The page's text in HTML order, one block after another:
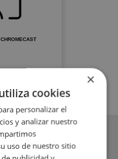
×
cookies
personalizar el
y analizar nuestro
uso de nuestro sitio